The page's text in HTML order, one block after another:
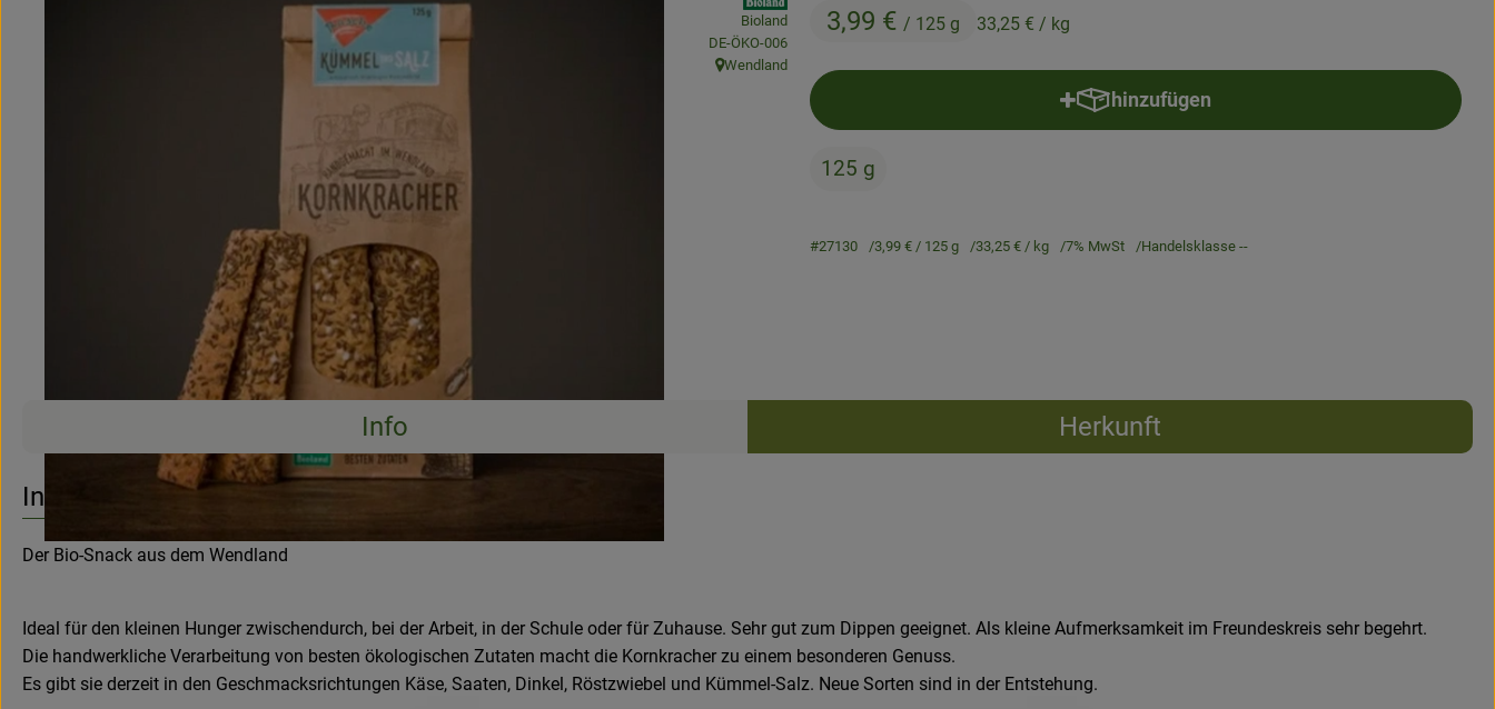
3,99 € / 125 g 33,25 € / kg
Bioland
, Kontrollstelle:
DE-ÖKO-006
, Herkunft:
Wendland
hinzufügen
Produkt zum Warenkorb hinzufügen
125 g
#27130 3,99 € / 125 g 33,25 € / kg 7% MwSt Handelsklasse --
Rezepte
Info
Herkunft
Entdecke passende RezepteEs wurden keine passenden Rezepte gefunden.
Info
Der Bio-Snack aus dem Wendland
Ideal für den kleinen Hunger zwischendurch, bei der Arbeit, in der Schule oder für Zuhause. Sehr gut zum Dippen geeignet. Als kleine Aufmerksamkeit im Freundeskreis sehr begehrt.
Die handwerkliche Verarbeitung von besten ökologischen Zutaten macht die Kornkracher zu einem besonderen Genuss.
Es gibt sie derzeit in den Geschmacksrichtungen Käse, Saaten, Dinkel, Röstzwiebel und Kümmel-Salz. Neue Sorten sind in der Entstehung.